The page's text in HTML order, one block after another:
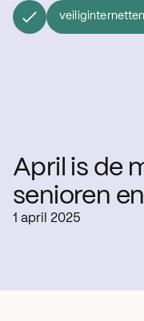
April is de
senioren
1 april 2025